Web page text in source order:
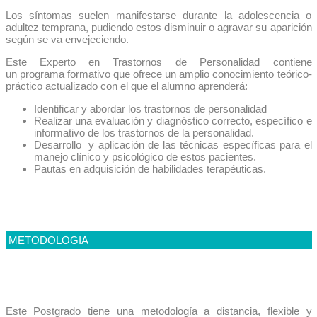
Los síntomas suelen manifestarse durante la adolescencia o
adultez temprana, pudiendo estos disminuir o agravar su aparición
según se va envejeciendo.
Este Experto en Trastornos de Personalidad contiene
un programa formativo que ofrece un amplio conocimiento teórico-
práctico actualizado con el que el alumno aprenderá:
Identificar y abordar los trastornos de personalidad
Realizar una evaluación y diagnóstico correcto, específico e
informativo de los trastornos de la personalidad.
Desarrollo y aplicación de las técnicas específicas para el
manejo clínico y psicológico de estos pacientes.
Pautas en adquisición de habilidades terapéuticas.
METODOLOGIA
Este Postgrado tiene una metodología a distancia, flexible y